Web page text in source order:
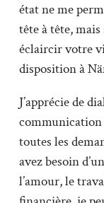
état ne me
tête à tête,
éclaircir votre
disposition à
J’apprécie de
communication
toutes les
avez besoin
l’amour, le